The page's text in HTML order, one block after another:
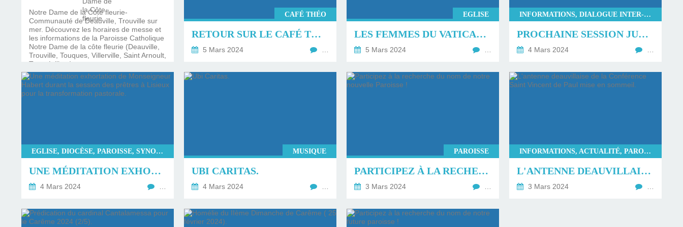
Notre Dame de la Côte fleurie-
Communauté de Deauville, Trouville sur
mer. Découvrez les horaires de messe et
les informations de la Paroisse Catholique
Notre Dame de la côte fleurie (Deauville,
Trouville, Touques, Villerville, Saint Arnoult,
Tourgéville...)
CAFÉ THÉO
RETOUR SUR LE CAFÉ THÉO, SANTÉ GLOBALE DE LA PERSONNE CORPS ÂME ET ESPRIT AVEC STE HILDEGARDE DE BINGEN
5 Mars 2024
EGLISE
LES FEMMES DU VATICAN - L'ÉGLISE DU PAPE FRANÇOIS.
5 Mars 2024
INFORMATIONS, DIALOGUE INTER-RELIGIEUX
PROCHAINE SESSION JUDÉO-CHRÉTIENNE À BAYEUX DU 15 AU 17 MARS.
4 Mars 2024
EGLISE, DIOCÈSE, PAROISSE, SYNODE
UNE MÉDITATION EXHORTATION DE MONSEIGNEUR HABERT DURANT LA SESSION DES PRÊTRES À LISIEUX POUR LA TRANSFORMATION PASTORALE.
4 Mars 2024
MUSIQUE
UBI CARITAS.
4 Mars 2024
PAROISSE
PARTICIPEZ À LA RECHERCHE DU NOM DE NOTRE NOUVELLE PAROISSE !
3 Mars 2024
INFORMATIONS, ACTUALITÉ, PAROISSE
L'ANTENNE DEAUVILLAISE DE LA CONFÉRENCE SAINT VINCENT DE PAUL MISE EN SOMMEIL.
3 Mars 2024